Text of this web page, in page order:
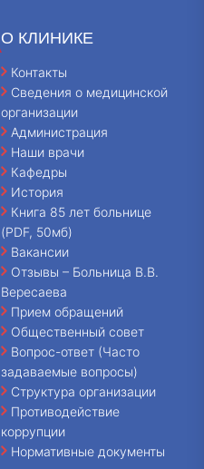
О КЛИНИКЕ
Контакты
Сведения о медицинской
организации
Администрация
Наши врачи
Кафедры
История
Книга 85 лет больнице
(PDF, 50мб)
Вакансии
Отзывы – Больница В.В.
Вересаева
Прием обращений
Общественный совет
Вопрос-ответ (Часто
задаваемые вопросы)
Структура организации
Противодействие
коррупции
Нормативные документы